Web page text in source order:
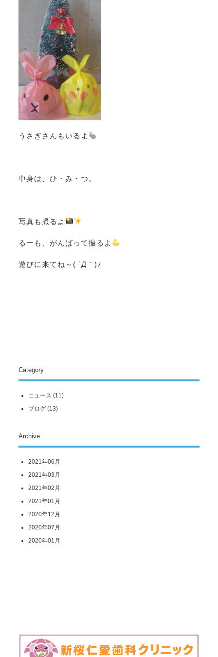
うさぎさんもいるよ
中身は、ひ・み・つ。
写真も撮るよ
るーも、がんばって撮るよ
遊びに来てね～( ´Д｀)ﾉ
Category
ニュース (11)
ブログ(13)
Archive
2021年06月
2021年03月
2021年02月
2021年01月
2020年12月
2020年07月
2020年01月